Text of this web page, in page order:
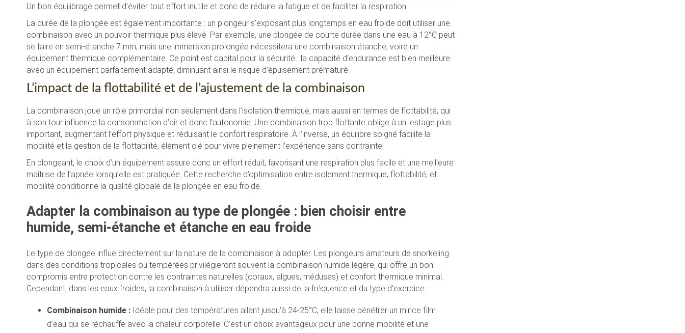
Un bon équilibrage permet d’éviter tout effort inutile et donc de réduire la fatigue et de faciliter la respiration.
La durée de la plongée est également importante : un plongeur s’exposant plus longtemps en eau froide doit utiliser une
combinaison avec un pouvoir thermique plus élevé. Par exemple, une plongée de courte durée dans une eau à 12°C peut
se faire en semi-étanche 7 mm, mais une immersion prolongée nécessitera une combinaison étanche, voire un
équipement thermique complémentaire. Ce point est capital pour la sécurité : la capacité d’endurance est bien meilleure
avec un équipement parfaitement adapté, diminuant ainsi le risque d’épuisement prématuré.
L’impact de la flottabilité et de l’ajustement de la combinaison
La combinaison joue un rôle primordial non seulement dans l’isolation thermique, mais aussi en termes de flottabilité, qui
à son tour influence la consommation d’air et donc l’autonomie. Une combinaison trop flottante oblige à un lestage plus
important, augmentant l’effort physique et réduisant le confort respiratoire. À l’inverse, un équilibre soigné facilite la
mobilité et la gestion de la flottabilité, élément clé pour vivre pleinement l’expérience sans contrainte.
En plongeant, le choix d’un équipement assure donc un effort réduit, favorisant une respiration plus facile et une meilleure
maîtrise de l’apnée lorsqu’elle est pratiquée. Cette recherche d’optimisation entre isolement thermique, flottabilité, et
mobilité conditionne la qualité globale de la plongée en eau froide.
Adapter la combinaison au type de plongée : bien choisir entre
humide, semi-étanche et étanche en eau froide
Le type de plongée influe directement sur la nature de la combinaison à adopter. Les plongeurs amateurs de snorkeling
dans des conditions tropicales ou tempérées privilégieront souvent la combinaison humide légère, qui offre un bon
compromis entre protection contre les contraintes naturelles (coraux, algues, méduses) et confort thermique minimal.
Cependant, dans les eaux froides, la combinaison à utiliser dépendra aussi de la fréquence et du type d’exercice :
Combinaison humide : Idéale pour des températures allant jusqu’à 24-25°C, elle laisse pénétrer un mince film
d’eau qui se réchauffe avec la chaleur corporelle. C’est un choix avantageux pour une bonne mobilité et une